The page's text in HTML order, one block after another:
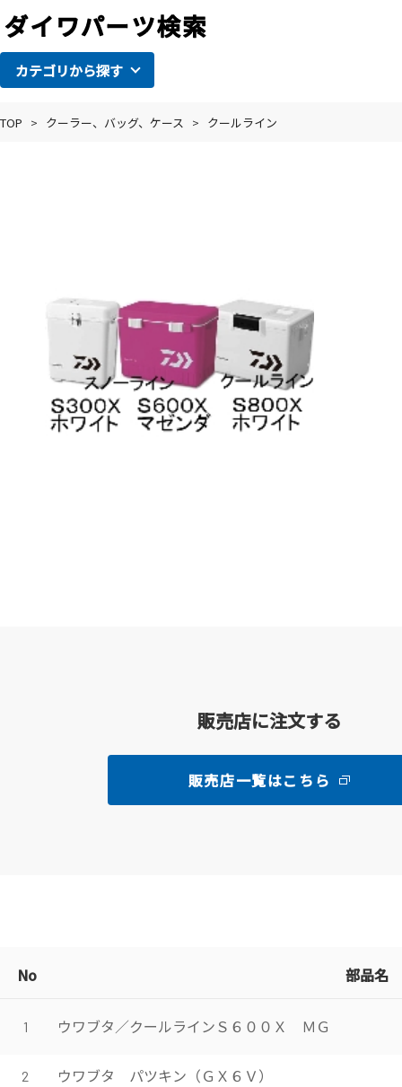
カテゴリから探す
TOP > クーラー、バッグ、ケース > クールライン
販売店に注文する
販売店一覧はこちら
No 部品名
1 ウワブタ／クールラインＳ６００Ｘ ＭＧ
2 ウワブタ パツキン（ＧＸ６Ｖ）